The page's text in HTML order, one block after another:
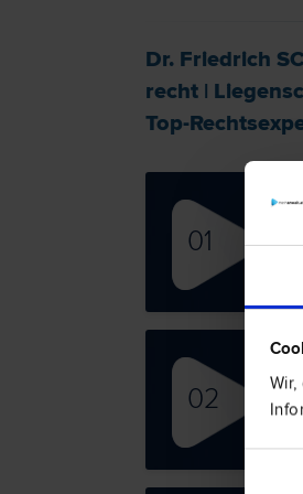
Wir,
Dr. Friedrich
recht |
Top-
01
02